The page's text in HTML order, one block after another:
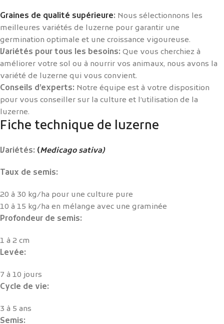
Graines de qualité supérieure: Nous sélectionnons les
meilleures variétés de luzerne pour garantir une
germination optimale et une croissance vigoureuse.
Variétés pour tous les besoins: Que vous cherchiez à
améliorer votre sol ou à nourrir vos animaux, nous avons la
variété de luzerne qui vous convient.
Conseils d’experts: Notre équipe est à votre disposition
pour vous conseiller sur la culture et l’utilisation de la
luzerne.
Fiche technique de luzerne
Variétés: (Medicago sativa)
Taux de semis:
20 à 30 kg/ha pour une culture pure
10 à 15 kg/ha en mélange avec une graminée
Profondeur de semis:
1 à 2 cm
Levée:
7 à 10 jours
Cycle de vie:
3 à 5 ans
Semis: